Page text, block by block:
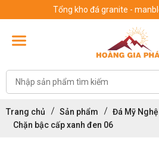
Tổng kho đá granite -
Trang chủ Sản phẩm Đá Mỹ Nghệ
Chặn bậc cấp xanh đen 06